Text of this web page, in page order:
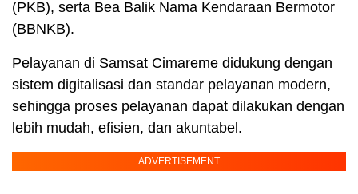
(PKB), serta Bea Balik Nama Kendaraan Bermotor
(BBNKB).
Pelayanan di Samsat Cimareme didukung dengan
sistem digitalisasi dan standar pelayanan modern,
sehingga proses pelayanan dapat dilakukan dengan
lebih mudah, efisien, dan akuntabel.
ADVERTISEMENT